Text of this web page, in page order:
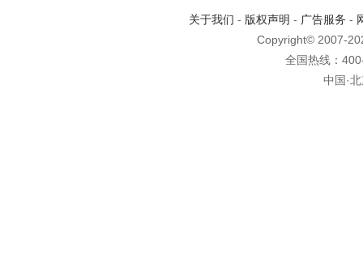
关于我们 - 版权声明 - 广告服务 -
Copyright© 2007-
全国热线：
中国·